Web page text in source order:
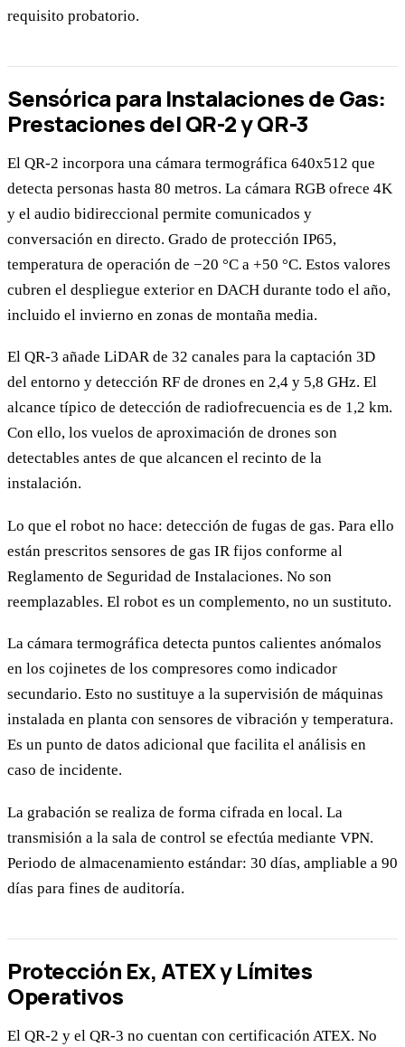
requisito probatorio.
Sensórica para Instalaciones de Gas:
Prestaciones del QR-2 y QR-3
El QR-2 incorpora una cámara termográfica 640x512 que
detecta personas hasta 80 metros. La cámara RGB ofrece 4K
y el audio bidireccional permite comunicados y
conversación en directo. Grado de protección IP65,
temperatura de operación de −20 °C a +50 °C. Estos valores
cubren el despliegue exterior en DACH durante todo el año,
incluido el invierno en zonas de montaña media.
El QR-3 añade LiDAR de 32 canales para la captación 3D
del entorno y detección RF de drones en 2,4 y 5,8 GHz. El
alcance típico de detección de radiofrecuencia es de 1,2 km.
Con ello, los vuelos de aproximación de drones son
detectables antes de que alcancen el recinto de la
instalación.
Lo que el robot no hace: detección de fugas de gas. Para ello
están prescritos sensores de gas IR fijos conforme al
Reglamento de Seguridad de Instalaciones. No son
reemplazables. El robot es un complemento, no un sustituto.
La cámara termográfica detecta puntos calientes anómalos
en los cojinetes de los compresores como indicador
secundario. Esto no sustituye a la supervisión de máquinas
instalada en planta con sensores de vibración y temperatura.
Es un punto de datos adicional que facilita el análisis en
caso de incidente.
La grabación se realiza de forma cifrada en local. La
transmisión a la sala de control se efectúa mediante VPN.
Periodo de almacenamiento estándar: 30 días, ampliable a 90
días para fines de auditoría.
Protección Ex, ATEX y Límites
Operativos
El QR-2 y el QR-3 no cuentan con certificación ATEX. No